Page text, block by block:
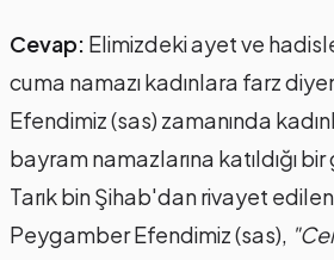
Cevap: Elimizdeki ayet ve
cuma namazı kadınlara farz
Efendimiz (sas) zamanında
bayram namazlarına katıldığı
Tarık bin Şihab'dan rivayet
Peygamber Efendimiz (sas),